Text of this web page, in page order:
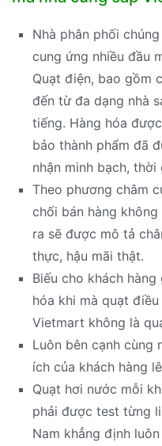
Nhà phân phối
cung ứng nhiều đầu
Quạt điện, bao gồm
đến từ đa dạng nhà
tiếng. Hàng hóa
bảo thành phẩm đã
nhận minh bạch, thời
Theo phương châm
chối bán hàng
ra sẽ được mô tả
thực, hậu mãi thật.
Biếu cho khách
hóa khi mà quạt
Vietmart không là
Luôn bên cạnh cùng
ích của khách hàng
Quạt hơi nước mỗi
phải được test từng
Nam khẳng định